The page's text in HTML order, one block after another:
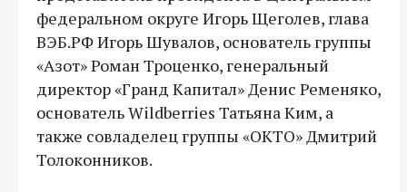
федеральном округе Игорь Щеголев, глава
ВЭБ.РФ Игорь Шувалов, основатель группы
«Азот» Роман Троценко, генеральный
директор «Гранд Капитал» Денис Ременяко,
основатель Wildberries Татьяна Ким, а
также совладелец группы «ОКТО» Дмитрий
Толоконников.